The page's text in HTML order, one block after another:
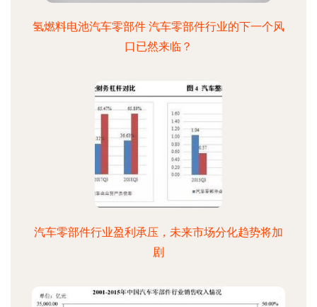
氢燃料电池汽车零部件 汽车零部件行业的下一个风
口已然来临？
汽车零部件行业盈利承压，未来市场分化趋势将加
剧